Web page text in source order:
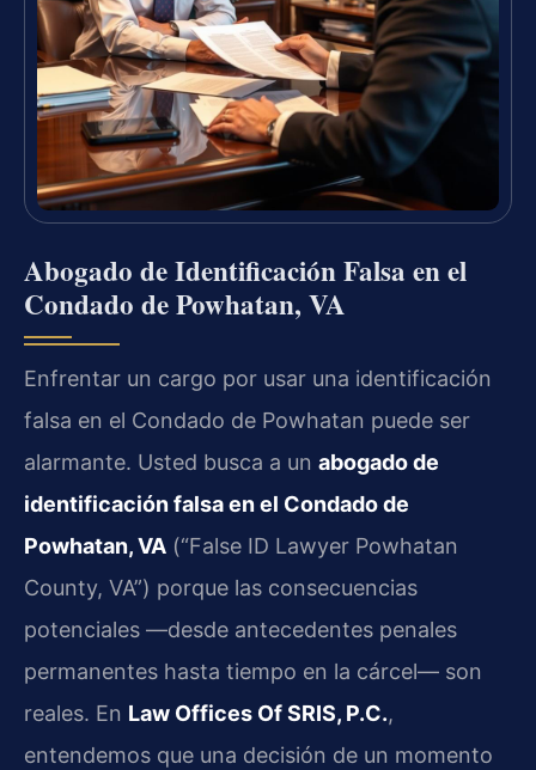
Abogado de Identificación Falsa en el
Condado de Powhatan, VA
Enfrentar un cargo por usar una identificación
falsa en el Condado de Powhatan puede ser
alarmante. Usted busca a un abogado de
identificación falsa en el Condado de
Powhatan, VA (“False ID Lawyer Powhatan
County, VA”) porque las consecuencias
potenciales —desde antecedentes penales
permanentes hasta tiempo en la cárcel— son
reales. En Law Offices Of SRIS, P.C.,
entendemos que una decisión de un momento